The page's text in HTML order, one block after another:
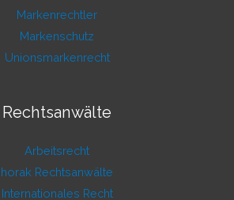
Markenrechtler
Markenschutz
Unionsmarkenrecht
Rechtsanwälte
Arbeitsrecht
horak Rechtsanwälte
Internationales Recht